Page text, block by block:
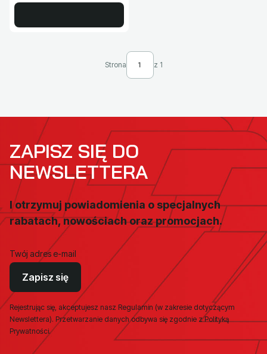
Strona z 1
ZAPISZ SIĘ DO
NEWSLETTERA
I otrzymuj powiadomienia o specjalnych
rabatach, nowościach oraz promocjach.
Twój adres e-mail
Zapisz się
Rejestrując się, akceptujesz nasz Regulamin (w zakresie dotyczącym
Newslettera). Przetwarzanie danych odbywa się zgodnie z Polityką
Prywatności.